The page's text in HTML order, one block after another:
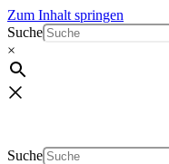
Zum Inhalt springen
Suche
×
Suche